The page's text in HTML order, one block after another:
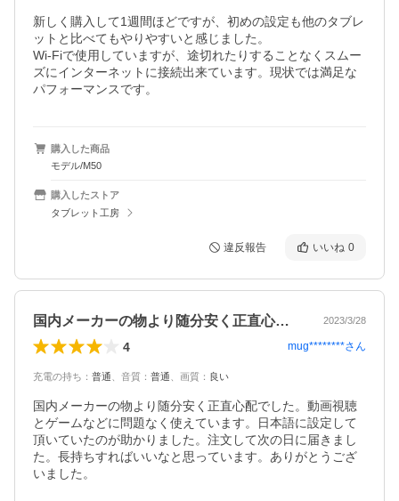
新しく購入して1週間ほどですが、初めの設定も他のタブレ
ットと比べてもやりやすいと感じました。
Wi-Fiで使用していますが、途切れたりすることなくスムー
ズにインターネットに接続出来ています。現状では満足な
パフォーマンスです。
購入した商品
モデル/M50
購入したストア
タブレット工房
違反報告 いいね 0
国内メーカーの物より随分安く正直心配で… 2023/3/28
4 mug********さん
充電の持ち ： 普通 音質 ： 普通 画質 ： 良い
国内メーカーの物より随分安く正直心配でした。動画視聴
とゲームなどに問題なく使えています。日本語に設定して
頂いていたのが助かりました。注文して次の日に届きまし
た。長持ちすればいいなと思っています。ありがとうござ
いました。